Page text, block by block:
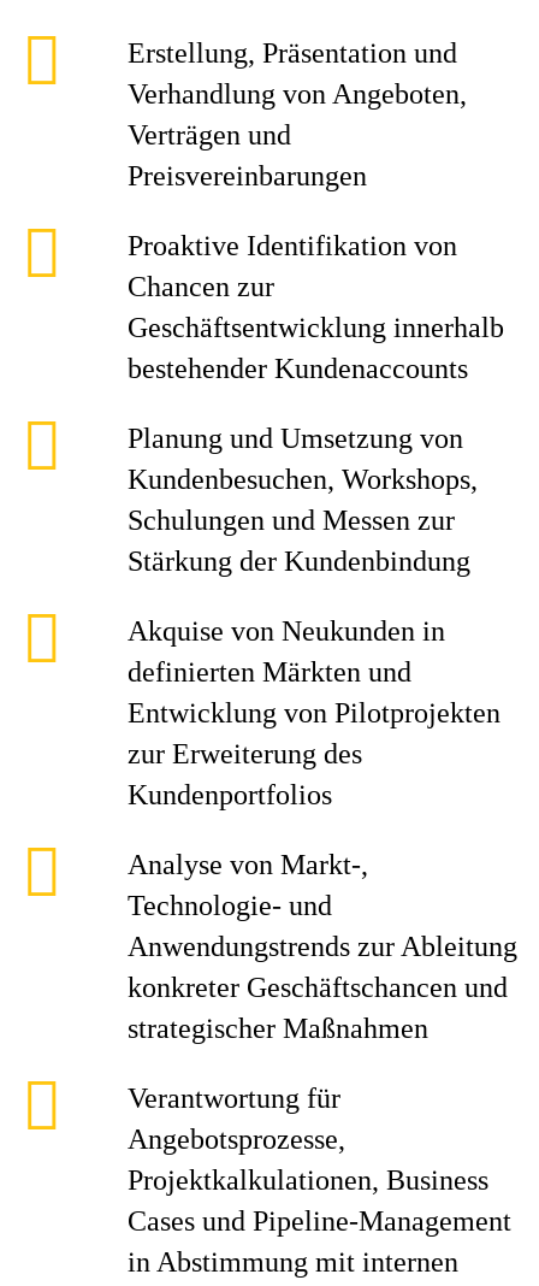
Erstellung, Präsentation und
Verhandlung von Angeboten,
Verträgen und
Preisvereinbarungen
Proaktive Identifikation von
Chancen zur
Geschäftsentwicklung innerhalb
bestehender Kundenaccounts
Planung und Umsetzung von
Kundenbesuchen, Workshops,
Schulungen und Messen zur
Stärkung der Kundenbindung
Akquise von Neukunden in
definierten Märkten und
Entwicklung von Pilotprojekten
zur Erweiterung des
Kundenportfolios
Analyse von Markt-,
Technologie- und
Anwendungstrends zur Ableitung
konkreter Geschäftschancen und
strategischer Maßnahmen
Verantwortung für
Angebotsprozesse,
Projektkalkulationen, Business
Cases und Pipeline-Management
in Abstimmung mit internen